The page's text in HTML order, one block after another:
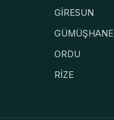
GİRESUN
GÜMÜŞHANE
ORDU
RİZE